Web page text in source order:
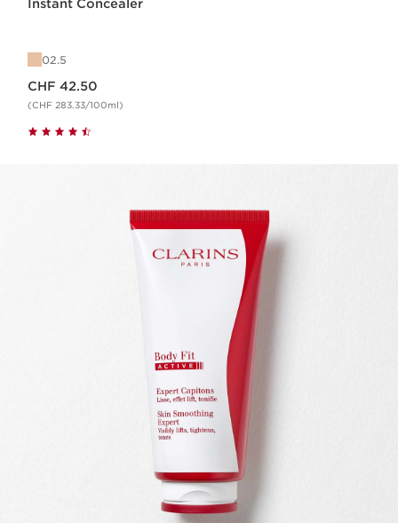
Instant Concealer
02.5
CHF 42.50
(CHF 283.33/100ml)